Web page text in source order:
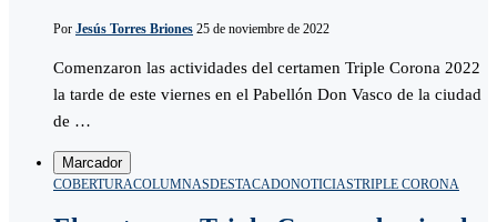
Por Jesús Torres Briones 25 de noviembre de 2022
Comenzaron las actividades del certamen Triple Corona 2022
la tarde de este viernes en el Pabellón Don Vasco de la ciudad
de …
Marcador
COBERTURACOLUMNASDESTACADONOTICIASTRIPLE CORONA